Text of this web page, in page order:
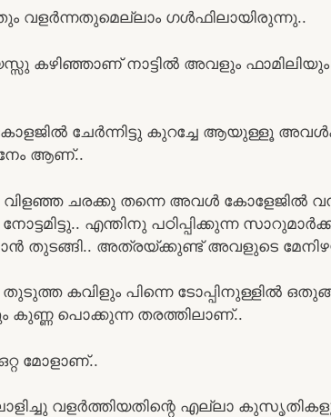
വളർന്നതുമെല്ലാം ഗൾഫിലായിരുന്നു..
കഴിഞ്ഞാണ്‌ നാട്ടിൽ അവളും
ചേർന്നിട്ടു കുറച്ചേ ആയുള്ളൂ
ആണ്..
വിളഞ്ഞ ചരക്കു തന്നെ അവൾ കോളേജിൽ
എന്തിനു പഠിപ്പിക്കുന്ന
തുടങ്ങി.. അത്രയ്ക്കുണ്ട് അവളുടെ
കവിളും പിന്നെ ടോപ്പിനുള്ളിൽ
കുണ്ണ പൊക്കുന്ന തരത്തിലാണ്..
മോളാണ്..
വളർത്തിയതിന്റെ എല്ലാ